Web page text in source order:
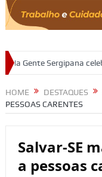
100 anos com
HOME DESTAQUES
PESSOAS CARENTES
Salvar-SE
a pessoas